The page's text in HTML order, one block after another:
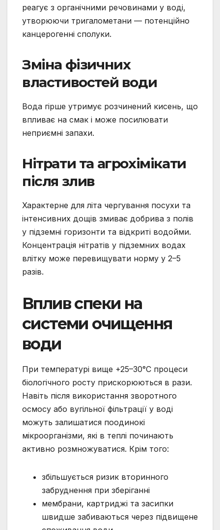
реагує з органічними речовинами у воді,
утворюючи тригалометани — потенційно
канцерогенні сполуки.
Зміна фізичних
властивостей води
Вода гірше утримує розчинений кисень, що
впливає на смак і може посилювати
неприємні запахи.
Нітрати та агрохімікати
після злив
Характерне для літа чергування посухи та
інтенсивних дощів змиває добрива з полів
у підземні горизонти та відкриті водойми.
Концентрація нітратів у підземних водах
влітку може перевищувати норму у 2–5
разів.
Вплив спеки на
системи очищення
води
При температурі вище +25–30°C процеси
біологічного росту прискорюються в рази.
Навіть після використання зворотного
осмосу або вугільної фільтрації у воді
можуть залишатися поодинокі
мікроорганізми, які в теплі починають
активно розмножуватися. Крім того:
збільшується ризик вторинного
забруднення при зберіганні
мембрани, картриджі та засипки
швидше забиваються через підвищене